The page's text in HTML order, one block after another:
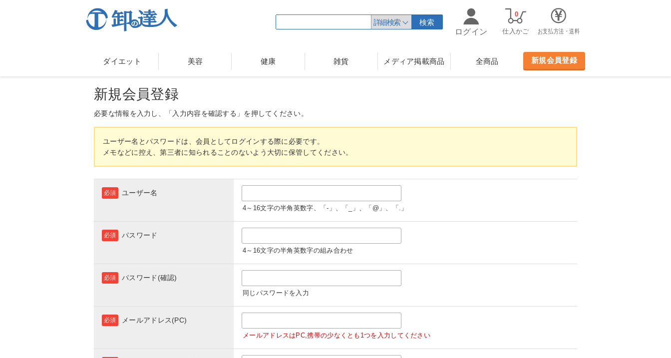
詳細検索
検索
ログイン
仕入かご
0
お支払方法・送料
ダイエット 美容 健康 雑貨 メディア掲載商品 全商品 新規会員登録
新規会員登録
必要な情報を入力し、「入力内容を確認する」を押してください。
ユーザー名とパスワードは、会員としてログインする際に必要です。
メモなどに控え、第三者に知られることのないよう大切に保管してください。
ユーザー名
必須
4～16文字の半角英数字、「-」、「_」、「@」、「.」
パスワード
必須
4～16文字の半角英数字の組み合わせ
パスワード(確認)
必須
同じパスワードを入力
メールアドレス(PC)
必須
メールアドレスはPC,携帯の少なくとも1つを入力してください